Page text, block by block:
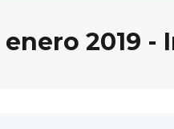
enero 2019 -